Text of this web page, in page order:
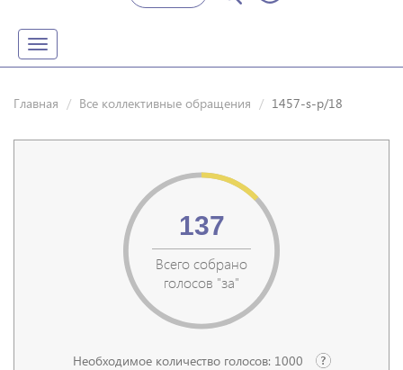
Toggle
navigation
Главная Все коллективные обращения 1457-s-p/18
Всего собрано
голосов "за"
137
Необходимое количество голосов: 1000